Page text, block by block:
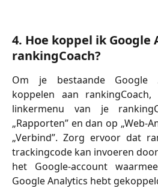
4. Hoe koppel ik Google
rankingCoach?
Om je bestaande Google
koppelen aan
linkermenu van je
„Rapporten” en dan op „Web-
„Verbind”. Zorg ervoor dat
trackingcode kan invoeren
het Google-account
Google Analytics hebt